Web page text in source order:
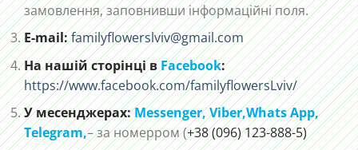
замовлення, заповнивши інформаційні поля.
E-mail:familyflowerslviv@gmail.com
На нашій сторінці вFacebook:
https://www.facebook.com/familyflowersLviv/
У месенджерах:Messenger,Viber,Whats App,
Telegram,– за номерром (+38 (096) 123-888-5)